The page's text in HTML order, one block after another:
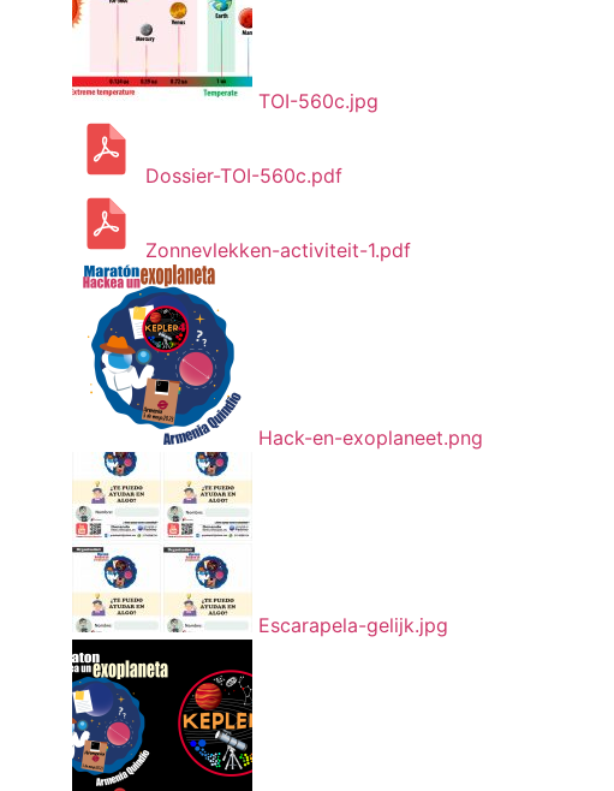
TOI-560c.jpg
Dossier-TOI-560c.pdf
Zonnevlekken-activiteit-1.pdf
Hack-en-exoplaneet.png
Escarapela-gelijk.jpg